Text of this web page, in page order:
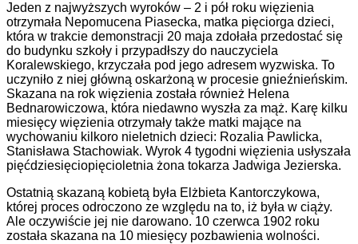
Jeden z najwyższych wyroków – 2 i pół roku więzienia
otrzymała Nepomucena Piasecka, matka pięciorga dzieci,
która w trakcie demonstracji 20 maja zdołała przedostać się
do budynku szkoły i przypadłszy do nauczyciela
Koralewskiego, krzyczała pod jego adresem wyzwiska. To
uczyniło z niej główną oskarżoną w procesie gnieźnieńskim.
Skazana na rok więzienia została również Helena
Bednarowiczowa, która niedawno wyszła za mąż. Karę kilku
miesięcy więzienia otrzymały także matki mające na
wychowaniu kilkoro nieletnich dzieci: Rozalia Pawlicka,
Stanisława Stachowiak. Wyrok 4 tygodni więzienia usłyszała
pięćdziesięciopięcioletnia żona tokarza Jadwiga Jezierska.
Ostatnią skazaną kobietą była Elżbieta Kantorczykowa,
której proces odroczono ze względu na to, iż była w ciąży.
Ale oczywiście jej nie darowano. 10 czerwca 1902 roku
została skazana na 10 miesięcy pozbawienia wolności.